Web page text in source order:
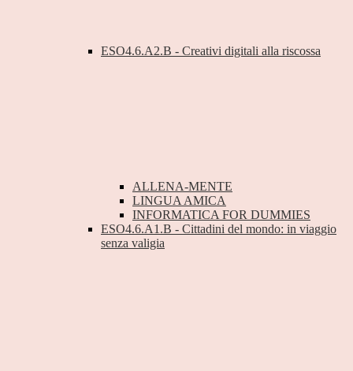
ESO4.6.A2.B - Creativi digitali alla riscossa
ALLENA-MENTE
LINGUA AMICA
INFORMATICA FOR DUMMIES
ESO4.6.A1.B - Cittadini del mondo: in viaggio
senza valigia